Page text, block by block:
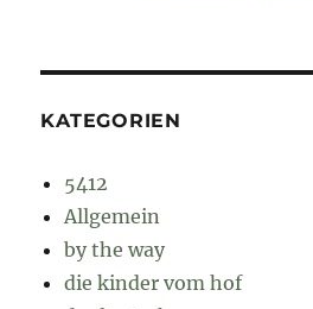
KATEGORIEN
5412
Allgemein
by the way
die kinder vom hof